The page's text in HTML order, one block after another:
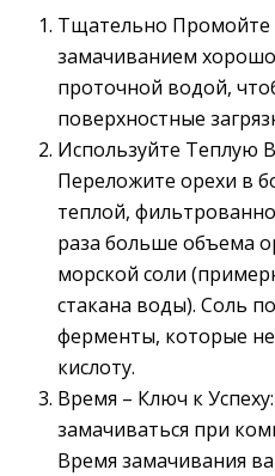
Тщательно Промойте
замачиванием
проточной водой,
поверхностные
Используйте Теплую
Переложите орехи в
теплой,
раза больше объема
морской соли
стакана воды). Соль
ферменты, которые
кислоту.
Время – Ключ к
замачиваться при
Время замачивания